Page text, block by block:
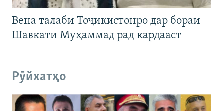
Вена талаби Тоҷикистонро дар бораи
Шавкати Муҳаммад рад кардааст
Рӯйхатҳо